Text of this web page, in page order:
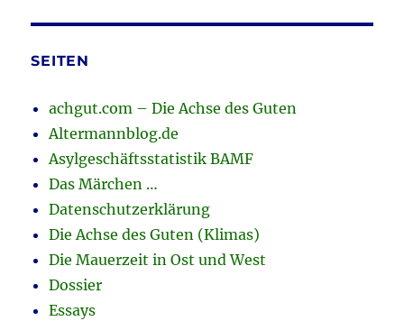
SEITEN
achgut.com – Die Achse des Guten
Altermannblog.de
Asylgeschäftsstatistik BAMF
Das Märchen …
Datenschutzerklärung
Die Achse des Guten (Klimas)
Die Mauerzeit in Ost und West
Dossier
Essays